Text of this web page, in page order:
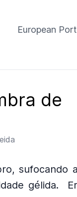
European
de
sufocando
gélida.